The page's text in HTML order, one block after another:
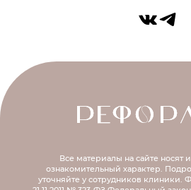
Все материалы на сайте
ознакомительный характер.
уточняйте у сотрудников клиники.